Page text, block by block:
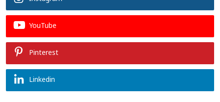
YouTube
Pinterest
Linkedin